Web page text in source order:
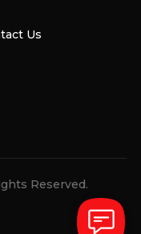
Us
Reserved.